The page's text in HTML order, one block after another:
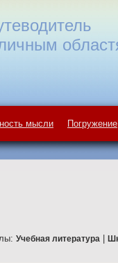
мысли Погружение
Учебная литература